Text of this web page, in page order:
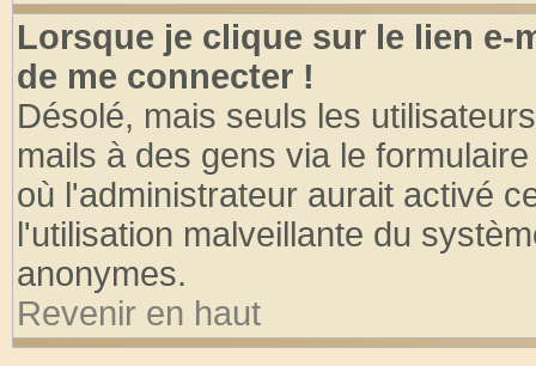
Lorsque je clique sur le lien e-
de me connecter !
Désolé, mais seuls les
mails à des gens via le
où l'administrateur aurait activé
l'utilisation malveillante du
anonymes.
Revenir en haut